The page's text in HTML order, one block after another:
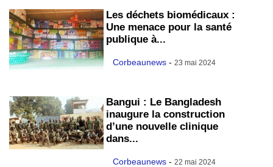
Les déchets biomédicaux :
Une menace pour la santé
publique à...
Corbeaunews - 23 mai 2024
Bangui : Le Bangladesh
inaugure la construction
d’une nouvelle clinique
dans...
Corbeaunews - 22 mai 2024